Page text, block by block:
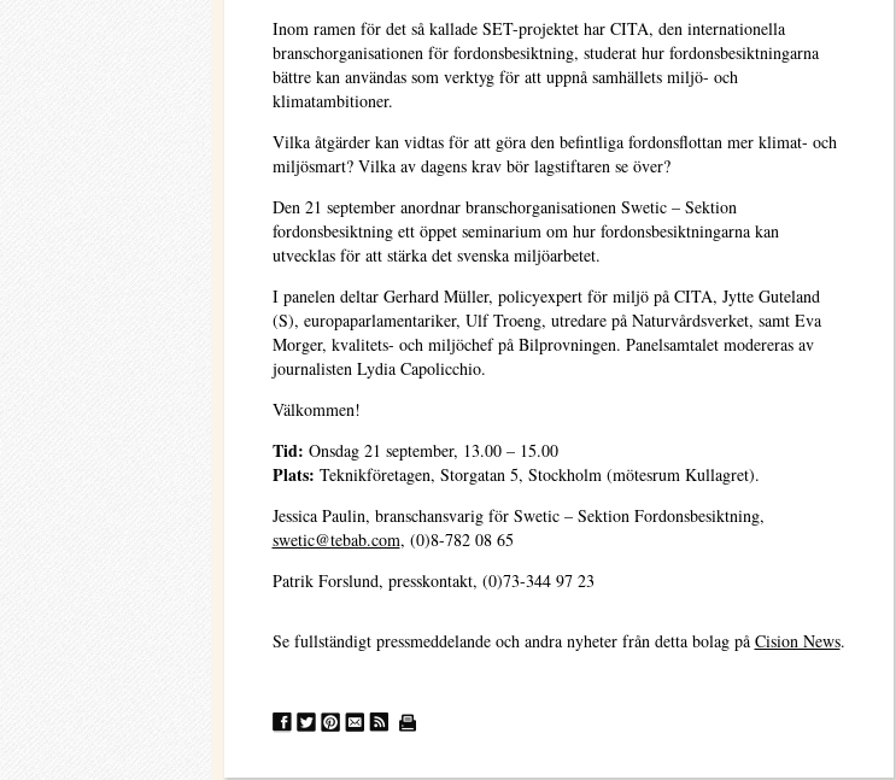
Inom ramen för det så kallade SET-projektet har CITA, den internationella
branschorganisationen för fordonsbesiktning, studerat hur fordonsbesiktningarna
bättre kan användas som verktyg för att uppnå samhällets miljö- och
klimatambitioner.
Vilka åtgärder kan vidtas för att göra den befintliga fordonsflottan mer klimat- och
miljösmart? Vilka av dagens krav bör lagstiftaren se över?
Den 21 september anordnar branschorganisationen Swetic – Sektion
fordonsbesiktning ett öppet seminarium om hur fordonsbesiktningarna kan
utvecklas för att stärka det svenska miljöarbetet.
I panelen deltar Gerhard Müller, policyexpert för miljö på CITA, Jytte Guteland
(S), europaparlamentariker, Ulf Troeng, utredare på Naturvårdsverket, samt Eva
Morger, kvalitets- och miljöchef på Bilprovningen. Panelsamtalet modereras av
journalisten Lydia Capolicchio.
Välkommen!
Tid: Onsdag 21 september, 13.00 – 15.00
Plats: Teknikföretagen, Storgatan 5, Stockholm (mötesrum Kullagret).
Jessica Paulin, branschansvarig för Swetic – Sektion Fordonsbesiktning,
swetic@tebab.com, (0)8-782 08 65
Patrik Forslund, presskontakt, (0)73-344 97 23
Se fullständigt pressmeddelande och andra nyheter från detta bolag på Cision News.